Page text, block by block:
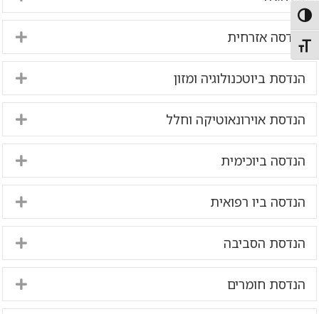
Toggle High Contrast
Toggle Font size
הנדסה אזרחית
הנדסת ביוטכנולוגיה ומזון
הנדסת אוירונאוטיקה וחלל
הנדסה ביוכימית
הנדסה ביו רפואית
הנדסת הסביבה
הנדסת חומרים